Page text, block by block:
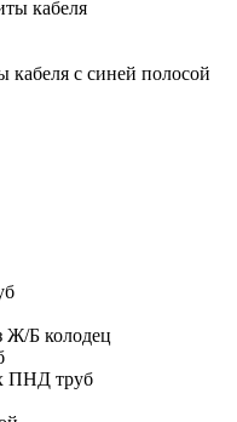
кабеля
с синей полосой
Ж/Б колодец
ПНД труб